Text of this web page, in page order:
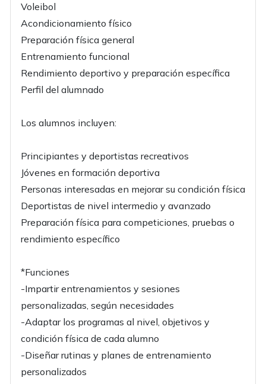
Voleibol
Acondicionamiento físico
Preparación física general
Entrenamiento funcional
Rendimiento deportivo y preparación específica
Perfil del alumnado
Los alumnos incluyen:
Principiantes y deportistas recreativos
Jóvenes en formación deportiva
Personas interesadas en mejorar su condición física
Deportistas de nivel intermedio y avanzado
Preparación física para competiciones, pruebas o
rendimiento específico
*Funciones
-Impartir entrenamientos y sesiones
personalizadas, según necesidades
-Adaptar los programas al nivel, objetivos y
condición física de cada alumno
-Diseñar rutinas y planes de entrenamiento
personalizados